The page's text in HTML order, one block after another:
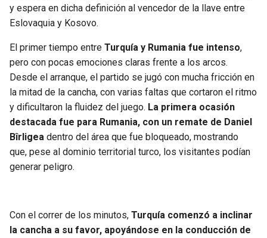
y espera en dicha definición al vencedor de la llave entre
Eslovaquia y Kosovo.
El primer tiempo entre Turquía y Rumania fue intenso,
pero con pocas emociones claras frente a los arcos.
Desde el arranque, el partido se jugó con mucha fricción en
la mitad de la cancha, con varias faltas que cortaron el ritmo
y dificultaron la fluidez del juego. La primera ocasión
destacada fue para Rumania, con un remate de Daniel
Bîrligea dentro del área que fue bloqueado, mostrando
que, pese al dominio territorial turco, los visitantes podían
generar peligro.
Con el correr de los minutos, Turquía comenzó a inclinar
la cancha a su favor, apoyándose en la conducción de